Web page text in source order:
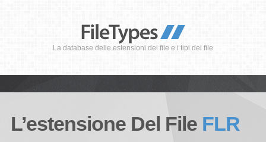
La database delle estensioni dei file e i tipi dei file
L’estensione Del File FLR